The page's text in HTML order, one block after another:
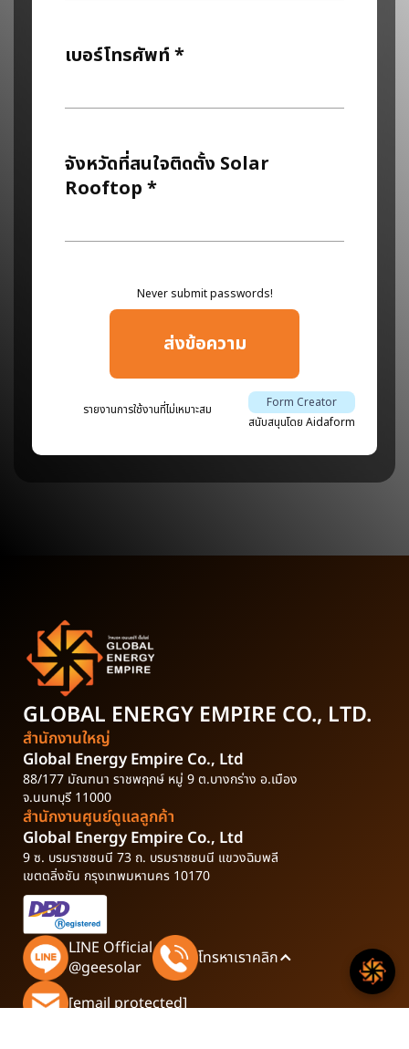
GLOBAL ENERGY EMPIRE CO., LTD.
สำนักงานใหญ่
Global Energy Empire Co., Ltd
88/177 มัณฑนา ราชพฤกษ์ หมู่ 9 ต.บางกร่าง อ.เมือง
จ.นนทบุรี 11000
สำนักงานศูนย์ดูแลลูกค้า
Global Energy Empire Co., Ltd
9 ซ. บรมราชชนนี 73 ถ. บรมราชชนนี แขวงฉิมพลี
เขตตลิ่งชัน กรุงเทพมหานคร 10170
LINE Official
@geesolar
โทรหาเราคลิก
[email protected]